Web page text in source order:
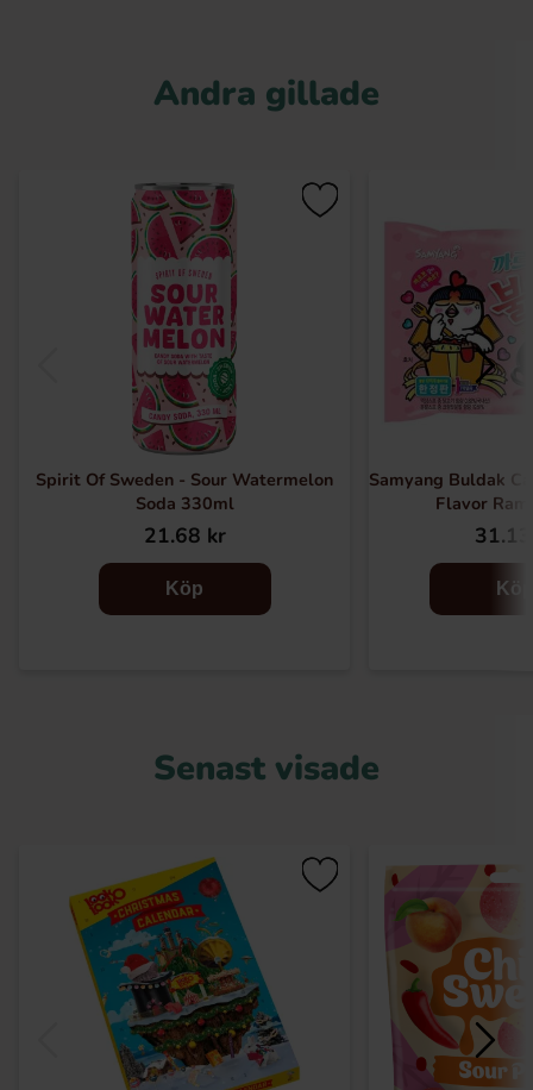
Andra gillade
Spirit Of Sweden - Sour Watermelon
Soda 330ml
21.68 kr
Köp
Samyang Buldak
Flavor
Köp
Senast visade